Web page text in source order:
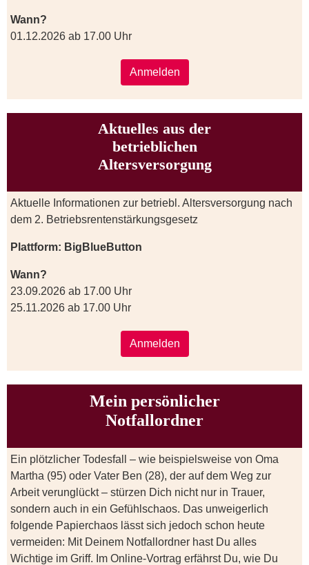
Wann?
01.12.2026 ab 17.00 Uhr
Anmelden
Aktuelles aus der
betrieblichen
Altersversorgung
Aktuelle Informationen zur betriebl. Altersversorgung nach
dem 2. Betriebsrentenstärkungsgesetz
Plattform: BigBlueButton
Wann?
23.09.2026 ab 17.00 Uhr
25.11.2026 ab 17.00 Uhr
Anmelden
Mein persönlicher
Notfallordner
Ein plötzlicher Todesfall – wie beispielsweise von Oma
Martha (95) oder Vater Ben (28), der auf dem Weg zur
Arbeit verunglückt – stürzen Dich nicht nur in Trauer,
sondern auch in ein Gefühlschaos. Das unweigerlich
folgende Papierchaos lässt sich jedoch schon heute
vermeiden: Mit Deinem Notfallordner hast Du alles
Wichtige im Griff. Im Online-Vortrag erfährst Du, wie Du